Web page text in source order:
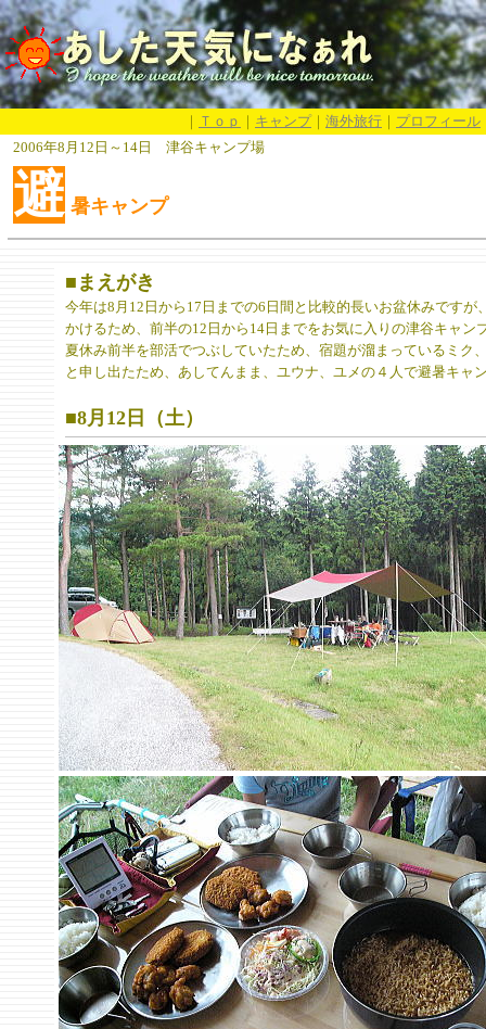
｜ Ｔｏｐ ｜ キャンプ｜ 海外旅行 ｜ プロフィール
2006年8月12日～14日 津谷キャンプ場
避 暑キャンプ
■まえがき
今年は8月12日から17日までの6日間と比較的長いお盆休みです
かけるため、前半の12日から14日までをお気に入りの津谷キャン
夏休み前半を部活でつぶしていたため、宿題が溜まっているミク
と申し出たため、あしてんまま、ユウナ、ユメの４人で避暑キャ
■8月12日（土）